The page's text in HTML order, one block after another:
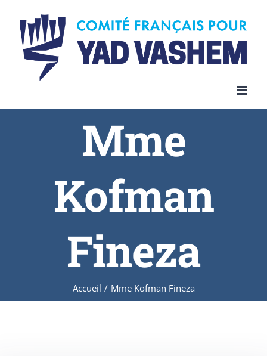
content
Mme
Kofman
Fineza
Accueil / Mme Kofman Fineza